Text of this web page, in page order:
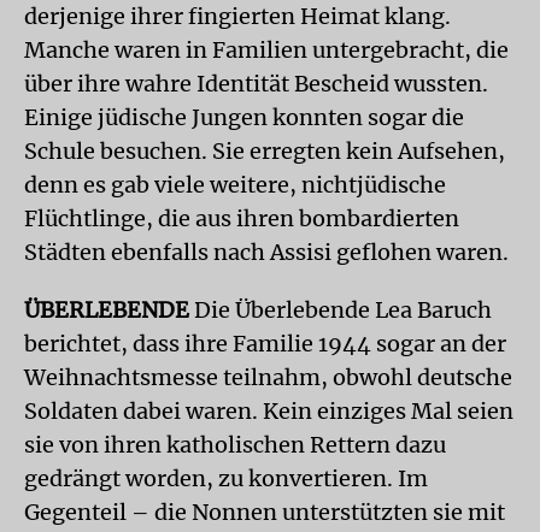
derjenige ihrer fingierten Heimat klang.
Manche waren in Familien untergebracht, die
über ihre wahre Identität Bescheid wussten.
Einige jüdische Jungen konnten sogar die
Schule besuchen. Sie erregten kein Aufsehen,
denn es gab viele weitere, nichtjüdische
Flüchtlinge, die aus ihren bombardierten
Städten ebenfalls nach Assisi geflohen waren.
ÜBERLEBENDEDie Überlebende Lea Baruch
berichtet, dass ihre Familie 1944 sogar an der
Weihnachtsmesse teilnahm, obwohl deutsche
Soldaten dabei waren. Kein einziges Mal seien
sie von ihren katholischen Rettern dazu
gedrängt worden, zu konvertieren. Im
Gegenteil – die Nonnen unterstützten sie mit